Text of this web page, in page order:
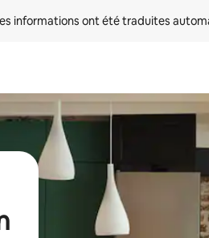
informations ont été traduites